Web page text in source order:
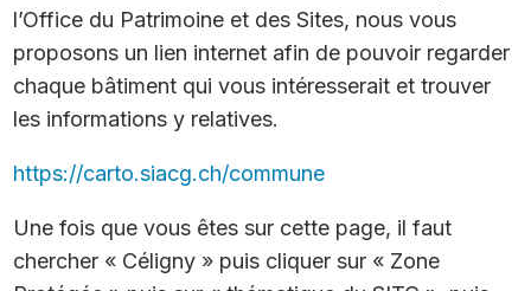
l’Office du Patrimoine et des Sites, nous vous
proposons un lien internet afin de pouvoir regarder
chaque bâtiment qui vous intéresserait et trouver
les informations y relatives.
https://carto.siacg.ch/commune
Une fois que vous êtes sur cette page, il faut
chercher « Céligny » puis cliquer sur « Zone